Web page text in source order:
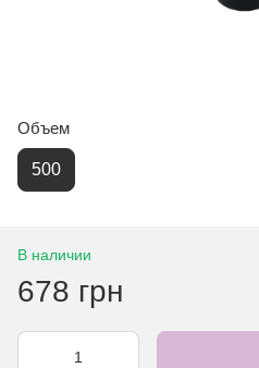
Объем
500
В наличии
678 грн